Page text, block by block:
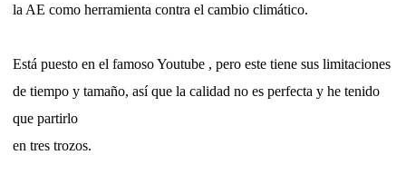
la AE como herramienta contra el cambio climático.
Está puesto en el famoso Youtube , pero este tiene sus limitaciones
de tiempo y tamaño, así que la calidad no es perfecta y he tenido
que partirlo
en tres trozos.